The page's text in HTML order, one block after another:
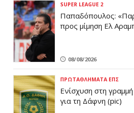
SUPER LEAGUE 2
Παπαδόπουλος:
προς μίμηση Ελ
08/08/2026
ΠΡΩΤΑΘΛΉΜΑΤΑ ΕΠΣ
Ενίσχυση στη
για τη Δάφνη (pic)